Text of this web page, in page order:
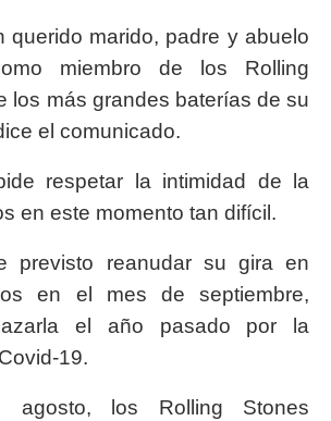
querido marido, padre y abuelo
miembro de los Rolling
los más grandes baterías de su
el comunicado.
respetar la intimidad de la
en este momento tan difícil.
previsto reanudar su gira en
en el mes de septiembre,
el año pasado por la
19.
los Rolling Stones